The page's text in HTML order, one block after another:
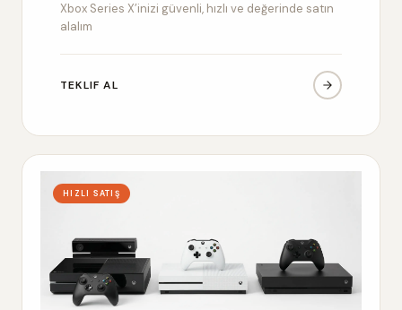
Xbox Series X’inizi güvenli, hızlı ve değerinde satın
alalım
TEKLIF AL
HIZLI SATIŞ